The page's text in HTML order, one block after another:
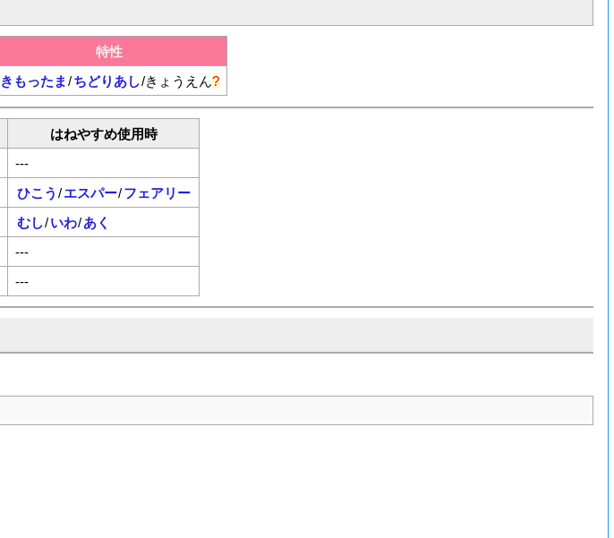
特性
きもったま /ちどりあし/きょうえん?
はねやすめ使用時
---
ひこう /エスパー/フェアリー
むし/いわ/あく
---
---